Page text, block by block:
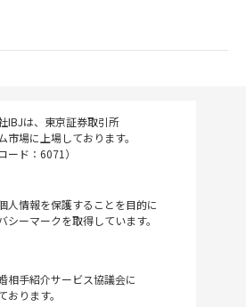
IBJは、東京証券取引所
市場に上場しております。
ード：6071）
人情報を保護することを目的に
シーマークを取得しています。
相手紹介サービス協議会に
おります。